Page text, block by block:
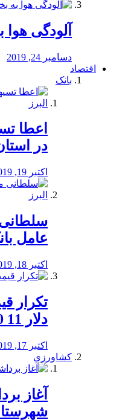
آلودگی
دسامبر 24, 2019
اقتصاد
بانک
️اعطا
در
اکتبر 19, 2019
عامل
اکتبر 18, 2019
تکرار
دلار 11 400
اکتبر 17, 2019
کشاورزی
آغاز